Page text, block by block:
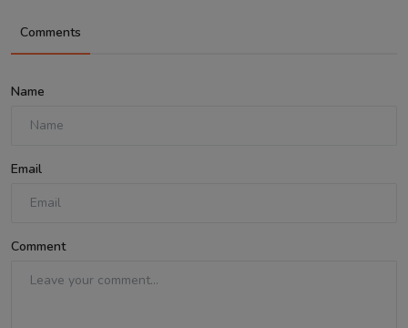
Comments
Name
Email
Comment